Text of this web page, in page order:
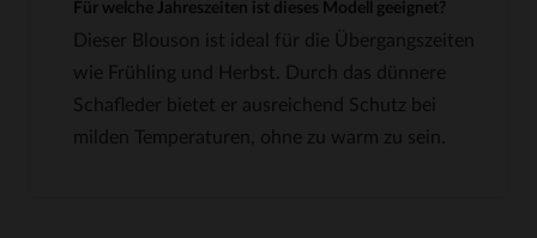
Für welche Jahreszeiten ist dieses Modell geeignet?
Dieser Blouson ist ideal für die Übergangszeiten
wie Frühling und Herbst. Durch das dünnere
Schafleder bietet er ausreichend Schutz bei
milden Temperaturen, ohne zu warm zu sein.